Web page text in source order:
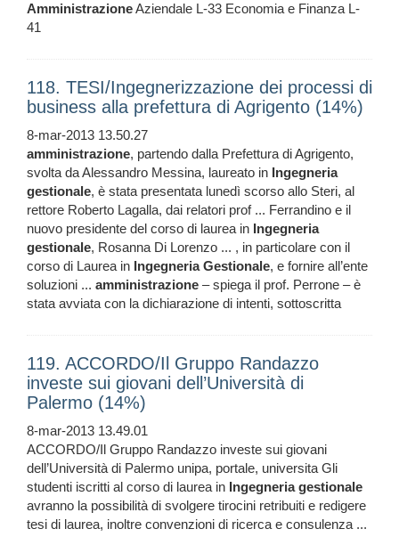
AmministrazioneAziendale L-33 Economia e Finanza L-
41
118. TESI/Ingegnerizzazione dei processi di
business alla prefettura di Agrigento (14%)
8-mar-2013 13.50.27
amministrazione, partendo dalla Prefettura di Agrigento,
svolta da Alessandro Messina, laureato in Ingegneria
gestionale, è stata presentata lunedì scorso allo Steri, al
rettore Roberto Lagalla, dai relatori prof ... Ferrandino e il
nuovo presidente del corso di laurea in Ingegneria
gestionale, Rosanna Di Lorenzo ... , in particolare con il
corso di Laurea in Ingegneria Gestionale, e fornire all’ente
soluzioni ... amministrazione – spiega il prof. Perrone – è
stata avviata con la dichiarazione di intenti, sottoscritta
119. ACCORDO/Il Gruppo Randazzo
investe sui giovani dell’Università di
Palermo (14%)
8-mar-2013 13.49.01
ACCORDO/Il Gruppo Randazzo investe sui giovani
dell’Università di Palermo unipa, portale, universita Gli
studenti iscritti al corso di laurea in Ingegneria gestionale
avranno la possibilità di svolgere tirocini retribuiti e redigere
tesi di laurea, inoltre convenzioni di ricerca e consulenza ...